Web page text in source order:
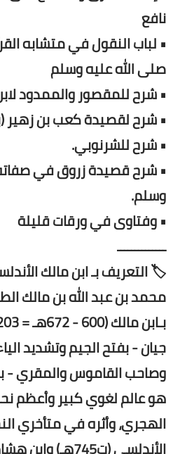
نافع
• لباب النقول في متشابه
صلى الله عليه وسلم
• شرح للمقصور والممدود
• شرح لقصيدة كعب بن زهير
• شرح للشرنوبي.
• شرح قصيدة زروق في
وسلم.
• وفتاوى في ورقات قليلة
ــــــــــــــ
🏷️ التعريف بـ ابن مالك الأندلسي
محمد بن عبد الله بن مالك
جيان - بفتح الجيم وتشديد
وصاحب القاموس والمقري -
هو عالم لغوي كبير وأعظم
الهجري، وأثره في متأخري